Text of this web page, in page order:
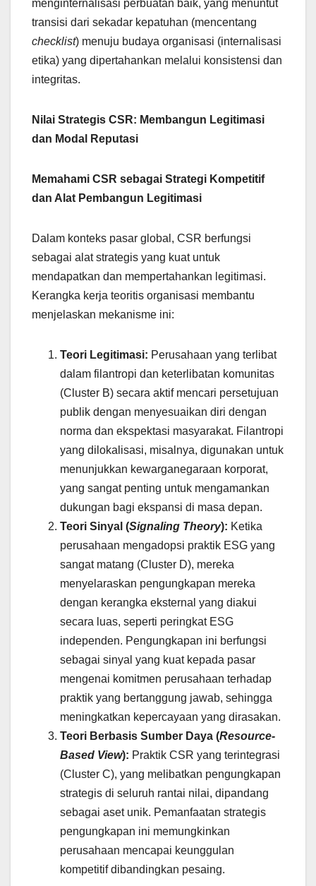
menginternalisasi perbuatan baik, yang menuntut
transisi dari sekadar kepatuhan (mencentang
checklist) menuju budaya organisasi (internalisasi
etika) yang dipertahankan melalui konsistensi dan
integritas.
Nilai Strategis CSR: Membangun Legitimasi
dan Modal Reputasi
Memahami CSR sebagai Strategi Kompetitif
dan Alat Pembangun Legitimasi
Dalam konteks pasar global, CSR berfungsi
sebagai alat strategis yang kuat untuk
mendapatkan dan mempertahankan legitimasi.
Kerangka kerja teoritis organisasi membantu
menjelaskan mekanisme ini:
Teori Legitimasi: Perusahaan yang terlibat
dalam filantropi dan keterlibatan komunitas
(Cluster B) secara aktif mencari persetujuan
publik dengan menyesuaikan diri dengan
norma dan ekspektasi masyarakat. Filantropi
yang dilokalisasi, misalnya, digunakan untuk
menunjukkan kewarganegaraan korporat,
yang sangat penting untuk mengamankan
dukungan bagi ekspansi di masa depan.
Teori Sinyal (Signaling Theory): Ketika
perusahaan mengadopsi praktik ESG yang
sangat matang (Cluster D), mereka
menyelaraskan pengungkapan mereka
dengan kerangka eksternal yang diakui
secara luas, seperti peringkat ESG
independen. Pengungkapan ini berfungsi
sebagai sinyal yang kuat kepada pasar
mengenai komitmen perusahaan terhadap
praktik yang bertanggung jawab, sehingga
meningkatkan kepercayaan yang dirasakan.
Teori Berbasis Sumber Daya (Resource-
Based View): Praktik CSR yang terintegrasi
(Cluster C), yang melibatkan pengungkapan
strategis di seluruh rantai nilai, dipandang
sebagai aset unik. Pemanfaatan strategis
pengungkapan ini memungkinkan
perusahaan mencapai keunggulan
kompetitif dibandingkan pesaing.